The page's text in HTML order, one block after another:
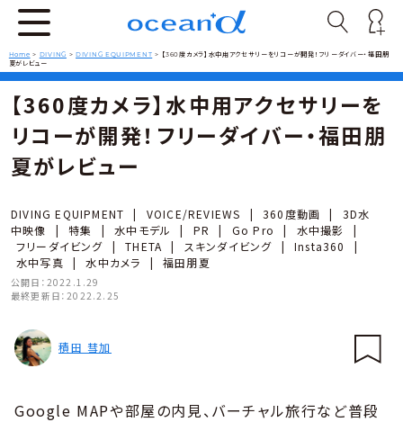
Home > DIVING >DIVING EQUIPMENT > 【360度カメラ】水中用アクセサリーをリコーが開発！フリーダイバー・福田朋
夏がレビュー
【360度カメラ】水中用アクセサリーを
リコーが開発！フリーダイバー・福田朋
夏がレビュー
DIVING EQUIPMENT | VOICE/REVIEWS | 360度動画 |
3D水
中映像
| 特集 | 水中モデル | PR | Go Pro | 水中撮影
|
フリーダイビング
| THETA | スキンダイビング | Insta360
|
水中写真
| 水中カメラ | 福田朋夏
公開日： 2022.1.29
最終更新日： 2022.2.25
積田 彗加
Google MAPや部屋の内見、バーチャル旅行など普段